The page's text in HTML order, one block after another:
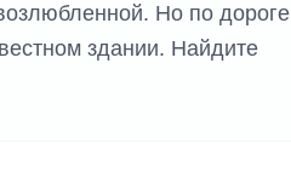
Но по дороге
здании. Найдите